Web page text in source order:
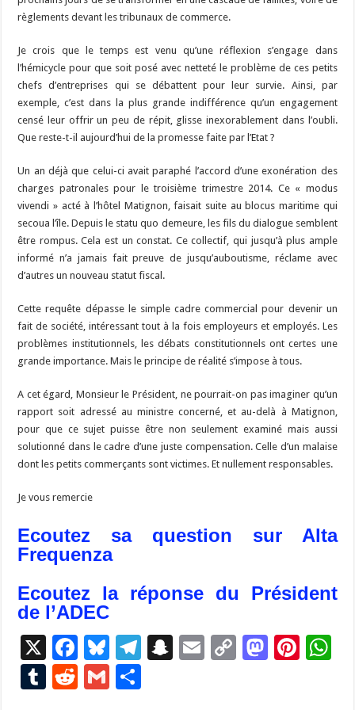
règlements devant les tribunaux de commerce.
Je crois que le temps est venu qu’une réflexion s’engage dans
l’hémicycle pour que soit posé avec netteté le problème de ces petits
chefs d’entreprises qui se débattent pour leur survie. Ainsi, par
exemple, c’est dans la plus grande indifférence qu’un engagement
censé leur offrir un peu de répit, glisse inexorablement dans l’oubli.
Que reste-t-il aujourd’hui de la promesse faite par l’Etat ?
Un an déjà que celui-ci avait paraphé l’accord d’une exonération des
charges patronales pour le troisième trimestre 2014. Ce « modus
vivendi » acté à l’hôtel Matignon, faisait suite au blocus maritime qui
secoua l’île. Depuis le statu quo demeure, les fils du dialogue semblent
être rompus. Cela est un constat. Ce collectif, qui jusqu’à plus ample
informé n’a jamais fait preuve de jusqu’auboutisme, réclame avec
d’autres un nouveau statut fiscal.
Cette requête dépasse le simple cadre commercial pour devenir un
fait de société, intéressant tout à la fois employeurs et employés. Les
problèmes institutionnels, les débats constitutionnels ont certes une
grande importance. Mais le principe de réalité s’impose à tous.
A cet égard, Monsieur le Président, ne pourrait-on pas imaginer qu’un
rapport soit adressé au ministre concerné, et au-delà à Matignon,
pour que ce sujet puisse être non seulement examiné mais aussi
solutionné dans le cadre d’une juste compensation. Celle d’un malaise
dont les petits commerçants sont victimes. Et nullement responsables.
Je vous remercie
Ecoutez sa question sur Alta
Frequenza
Ecoutez la réponse du Président
de l’ADEC
X
F
ac
e
Bl
u
es
T
S
E
C
M Pi
T
R
G